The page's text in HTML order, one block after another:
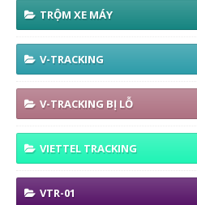
TRỘM XE MÁY
V-TRACKING
V-TRACKING BỊ LỖ
VIETTEL TRACKING
VTR-01